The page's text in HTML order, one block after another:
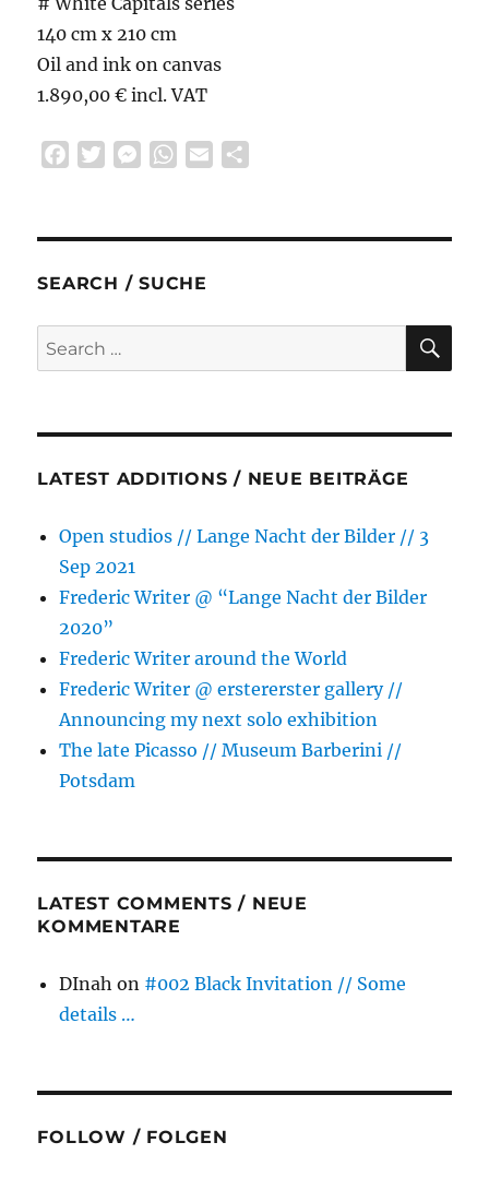
140 cm x 210 cm
Oil and ink on canvas
1.890,00 € incl. VAT
e
o
k
t
e
M
s
n
r
W
t
A
i
r
SEARCH / SUCHE
Search
for:
LATEST ADDITIONS / NEUE BEITRÄGE
Open studios // Lange Nacht der Bilder // 3
Sep 2021
Frederic Writer @ “Lange Nacht der Bilder
2020”
Frederic Writer around the World
Frederic Writer @ erstererster gallery //
Announcing my next solo exhibition
The late Picasso // Museum Barberini //
Potsdam
LATEST COMMENTS / NEUE
KOMMENTARE
DInah on #002 Black Invitation // Some
details …
FOLLOW / FOLGEN